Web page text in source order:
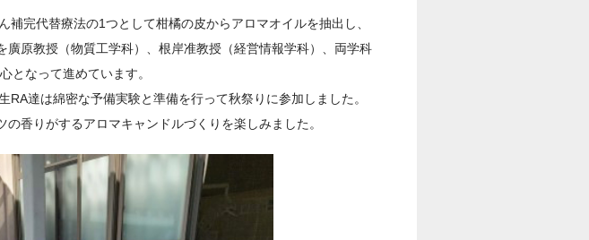
完代替療法の1つとして柑橘の皮からアロマオイルを抽出し、
廣原教授（物質工学科）、根岸准教授（経営情報学科）、両学科
となって進めています。
達は綿密な予備実験と準備を行って秋祭りに参加しました。
香りがするアロマキャンドルづくりを楽しみました。